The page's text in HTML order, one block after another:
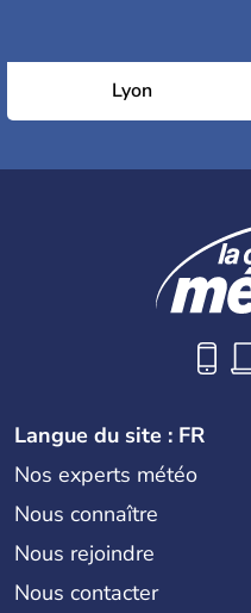
Lyon
Langue du site : FR
Nos experts météo
Nous connaître
Nous rejoindre
Nous contacter